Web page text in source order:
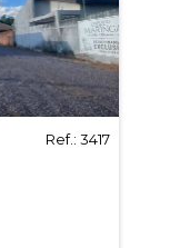
Ref.: 3417